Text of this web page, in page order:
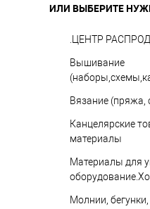
ИЛИ ВЫБЕРИТЕ
.ЦЕНТР
Вышивание
Вязание (пряжа,
Канцелярские
материалы
Материалы для
Молнии,